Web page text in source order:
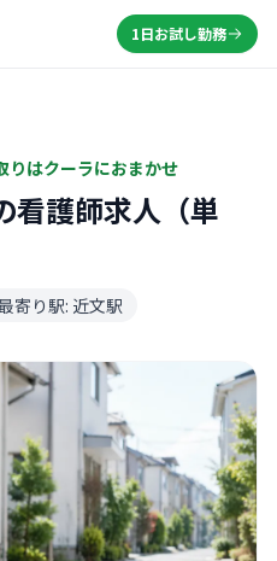
1日お試し勤務
りはクーラにおまかせ
看護師求人（単
寄り駅: 近文駅